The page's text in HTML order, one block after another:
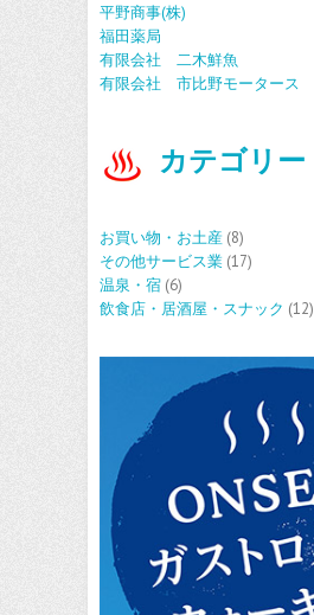
平野商事(株)
福田薬局
有限会社 二木鮮魚
有限会社 市比野モータース
カテゴリー
お買い物・お土産 (8)
その他サービス業 (17)
温泉・宿 (6)
飲食店・居酒屋・スナック (12)